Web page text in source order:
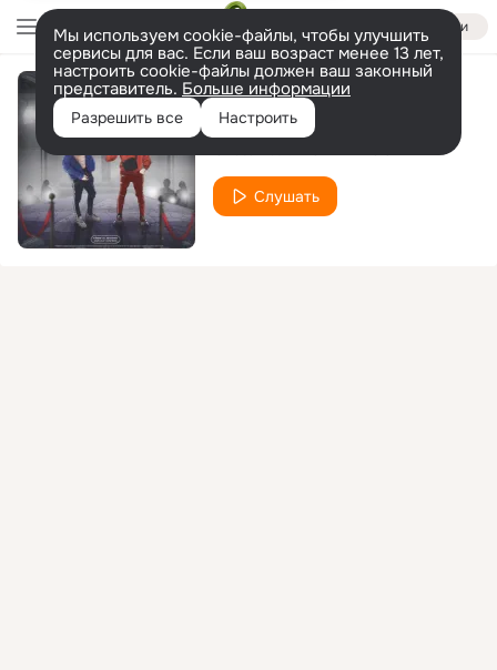
Войти
Мы используем cookie-файлы, чтобы улучшить
сервисы для вас. Если ваш возраст менее 13 лет,
настроить cookie-файлы должен ваш законный
представитель. Больше информации
Разрешить все Настроить
Никто не нужен
Слушать